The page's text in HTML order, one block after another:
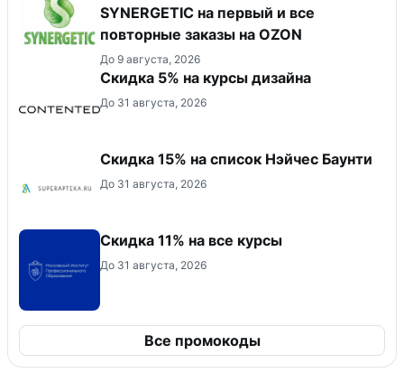
SYNERGETIC на первый и все
повторные заказы на OZON
До 9 августа, 2026
Скидка 5% на курсы дизайна
До 31 августа, 2026
Скидка 15% на список Нэйчес Баунти
До 31 августа, 2026
Скидка 11% на все курсы
До 31 августа, 2026
Все промокоды